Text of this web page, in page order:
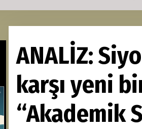
ANALİZ:
karşı yeni
“Akademik